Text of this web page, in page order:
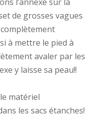
de grosses vagues
à mettre le pied à
avaler par les
y laisse sa peau!!
matériel
les sacs étanches!